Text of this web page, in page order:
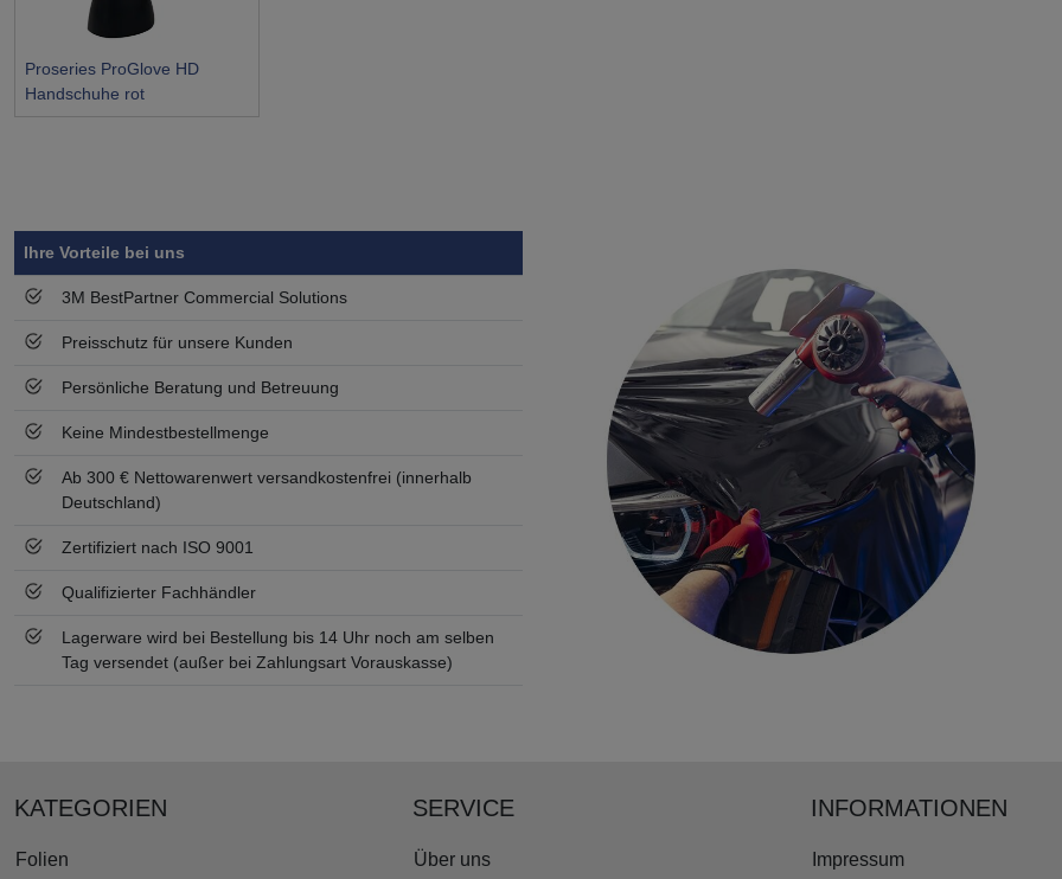
Proseries ProGlove HD
Handschuhe rot
Ihre Vorteile bei uns
3M BestPartner Commercial Solutions
Preisschutz für unsere Kunden
Persönliche Beratung und Betreuung
Keine Mindestbestellmenge
Ab 300 € Nettowarenwert versandkostenfrei (innerhalb
Deutschland)
Zertifiziert nach ISO 9001
Qualifizierter Fachhändler
Lagerware wird bei Bestellung bis 14 Uhr noch am selben
Tag versendet (außer bei Zahlungsart Vorauskasse)
KATEGORIEN
Folien
SERVICE
Über uns
INFORMATIONEN
Impressum